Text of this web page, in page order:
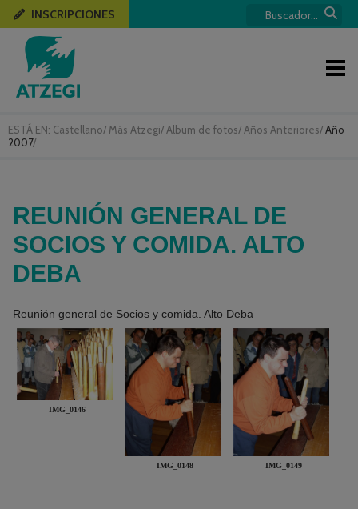
ESTÁ EN: Castellano/ Más Atzegi/ Album de fotos/ Años Anteriores/Año
2007/
INSCRIPCIONES
REUNIÓN GENERAL DE
SOCIOS Y COMIDA. ALTO
DEBA
Reunión general de Socios y comida. Alto Deba
IMG_0146
IMG_0148 IMG_0149